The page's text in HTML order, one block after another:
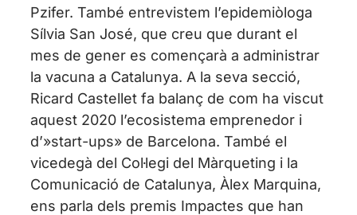
Pzifer. També entrevistem l’epidemiòloga
Sílvia San José, que creu que durant el
mes de gener es començarà a administrar
la vacuna a Catalunya. A la seva secció,
Ricard Castellet fa balanç de com ha viscut
aquest 2020 l’ecosistema emprenedor i
d’»start-ups» de Barcelona. També el
vicedegà del Col·legi del Màrqueting i la
Comunicació de Catalunya, Àlex Marquina,
ens parla dels premis Impactes que han